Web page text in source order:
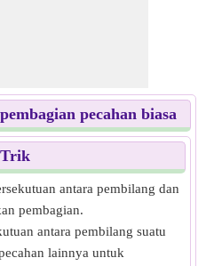
pecahan biasa
Trik
antara pembilang dan
pembagian.
antara pembilang suatu
lainnya untuk